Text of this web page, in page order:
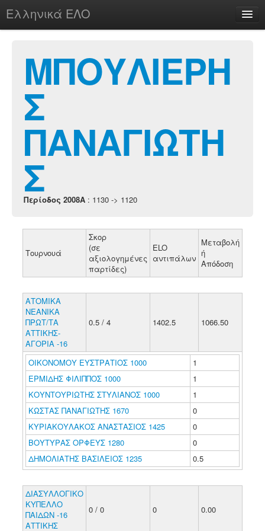
Ελληνικά ΕΛΟ
chesstu.be @ discord
Login
ΜΠΟΥΛΙΕΡΗ
Σ
ΠΑΝΑΓΙΩΤΗ
Σ
Περίοδος 2008A : 1130 -> 1120
Τουρνουά
Σκορ
(σε
αξιολογημένες
παρτίδες)
ELO
αντιπάλων
Μεταβολή
ή
Απόδοση
ΑΤΟΜΙΚΑ
ΝΕΑΝΙΚΑ
ΠΡΩΤ/ΤΑ
ΑΤΤΙΚΗΣ-
ΑΓΟΡΙΑ -16
0.5 / 4 1402.5 1066.50
ΟΙΚΟΝΟΜΟΥ ΕΥΣΤΡΑΤΙΟΣ 1000
1
ΕΡΜΙΔΗΣ ΦΙΛΙΠΠΟΣ 1000
1
ΚΟΥΝΤΟΥΡΙΩΤΗΣ ΣΤΥΛΙΑΝΟΣ 1000
1
ΚΩΣΤΑΣ ΠΑΝΑΓΙΩΤΗΣ 1670
0
ΚΥΡΙΑΚΟΥΛΑΚΟΣ ΑΝΑΣΤΑΣΙΟΣ 1425
0
ΒΟΥΤΥΡΑΣ ΟΡΦΕΥΣ 1280
0
ΔΗΜΟΛΙΑΤΗΣ ΒΑΣΙΛΕΙΟΣ 1235
0.5
ΔΙΑΣΥΛΛΟΓΙΚΟ
ΚΥΠΕΛΛΟ
ΠΑΙΔΩΝ -16
ΑΤΤΙΚΗΣ
0 / 0 0 0.00